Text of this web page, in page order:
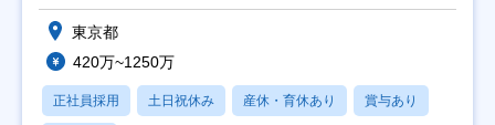
支援する
東京都
420万~1250万
正社員採用 土日祝休み 産休・育休あり 賞与あり